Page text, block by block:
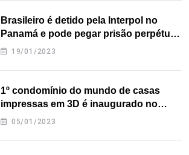
Brasileiro é detido pela Interpol no
Panamá e pode pegar prisão perpétua
nos EUA
19/01/2023
1º condomínio do mundo de casas
impressas em 3D é inaugurado no
Texas
05/01/2023